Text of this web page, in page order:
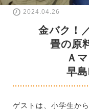
2024.04.26
金バク！
畳の原
Ａ
早
ゲストは、小学生か